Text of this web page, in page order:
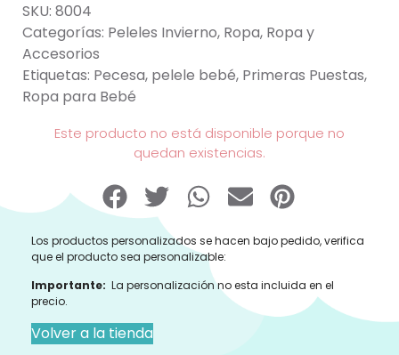
SKU: 8004
Categorías: Peleles Invierno, Ropa, Ropa y
Accesorios
Etiquetas: Pecesa, pelele bebé, Primeras Puestas,
Ropa para Bebé
Este producto no está disponible porque no
quedan existencias.
Los productos personalizados se hacen bajo pedido, verifica
que el producto sea personalizable:
Importante: La personalización no esta incluida en el
precio.
Volver a la tienda